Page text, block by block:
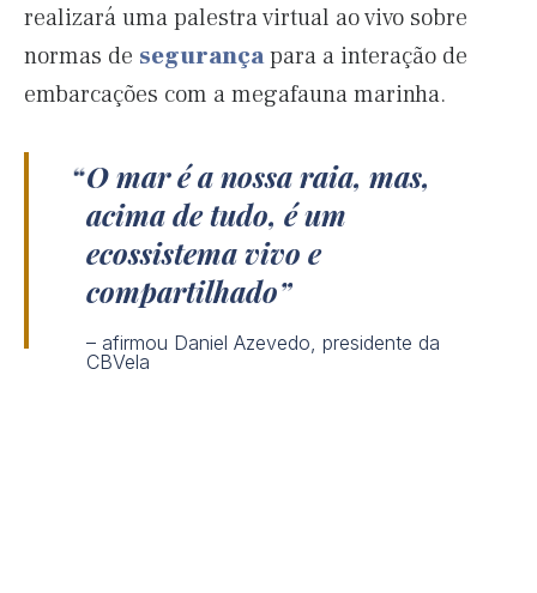
realizará uma palestra virtual ao vivo sobre
normas de segurançapara a interação de
embarcações com a megafauna marinha.
O mar é a nossa raia, mas,
acima de tudo, é um
ecossistema vivo e
compartilhado
– afirmou Daniel Azevedo, presidente da
CBVela